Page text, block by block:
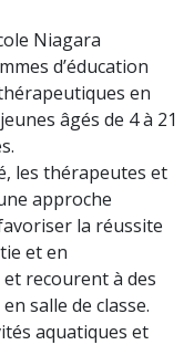
Niagara
d’éducation
en
âgés de 4 à 21
les thérapeutes et
approche
la réussite
et en
recourent à des
salle de classe.
aquatiques et